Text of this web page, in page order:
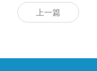
上一篇